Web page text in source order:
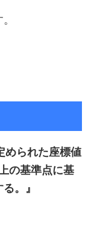
められた座標値
の基準点に基
。』